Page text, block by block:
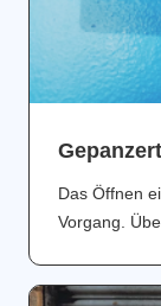
Das Öffnen
Vorgang.